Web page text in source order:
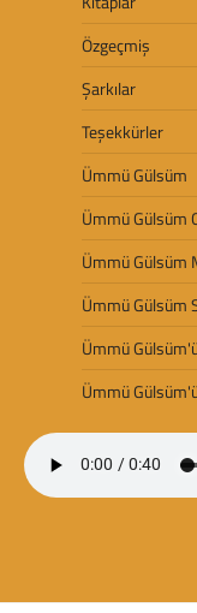
Özgeçmiş
Şarkılar
Teşekkürler
Ümmü Gülsüm
Ümmü Gülsüm
Ümmü Gülsüm
Ümmü Gülsüm
Ümmü
Ümmü